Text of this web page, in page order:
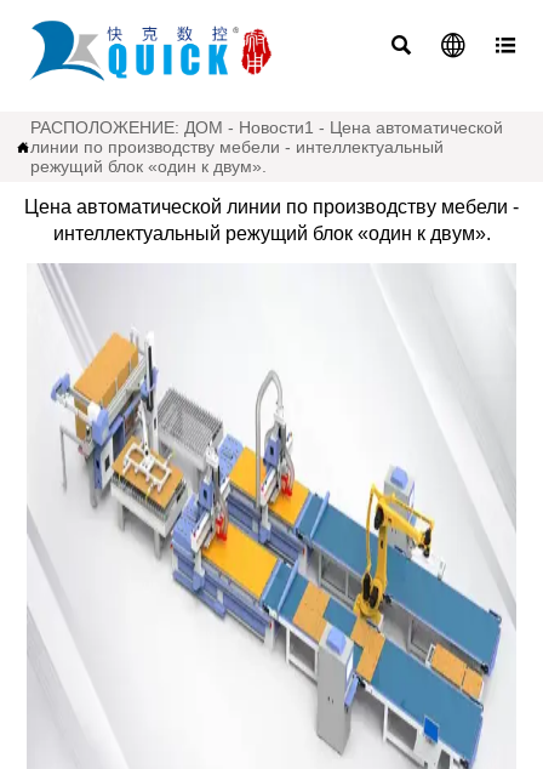
  

РАСПОЛОЖЕНИЕ: ДОМ - Новости1 - Цена автоматической
линии по производству мебели - интеллектуальный
режущий блок «один к двум».
Цена автоматической линии по производству мебели -
интеллектуальный режущий блок «один к двум».